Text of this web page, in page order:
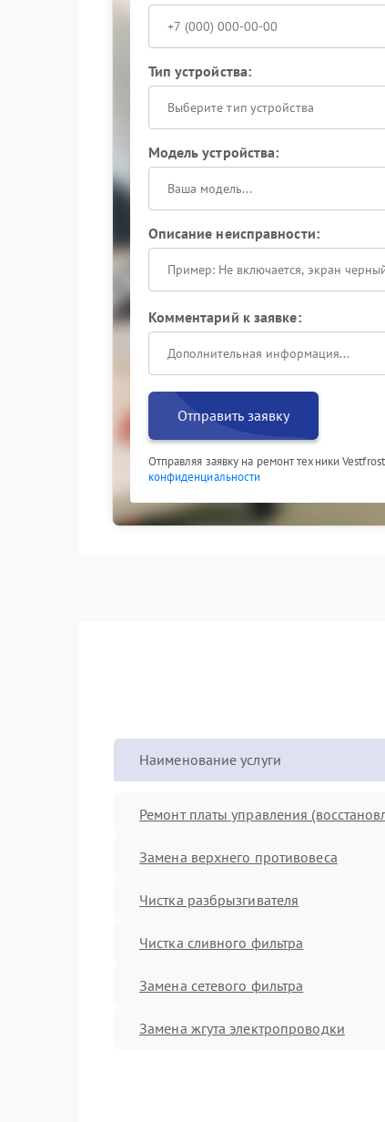
Тип устройства:
Выберите тип устройства
Модель устройства:
Описание неисправности:
Комментарий к заявке:
Отправить заявку
Отправляя заявку на ремонт техники
конфиденциальности
Наименование услуги
Ремонт платы управления
Замена верхнего противовеса
Чистка разбрызгивателя
Чистка сливного фильтра
Замена сетевого фильтра
Замена жгута электропроводки